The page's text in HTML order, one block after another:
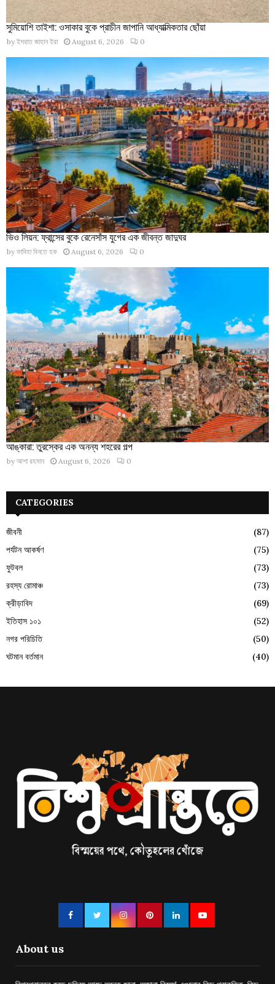
সুমিয়োশি তাইশা: ওসাকার বুকে প্রাচীন জাপানি আধ্যাত্মিকতার ছোঁয়া
by ইসরাত জাহান ইরা August 6, 2026 0
ভিও লিয়ন: ফ্রান্সের বুকে রেনেসাঁস যুগের এক জীবন্ত জাদুঘর
by ফাবিহা বিনতে হক August 6, 2026 0
আঙ্কারা: তুরস্কের এক অনন্য শহরের গল্প
by আশা রহমান August 6, 2026 0
CATEGORIES
জীবনী
(87)
পর্যটন আকর্ষণ
(75)
ফুটবল
(73)
রহস্য রোমাঞ্চ
(73)
ক্রীড়াবিদ
(69)
ইতিহাস ১০১
(52)
নগর পরিচিতি
(50)
ঘটমান বর্তমান
(40)
About us